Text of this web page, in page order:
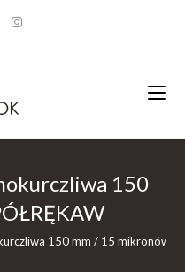
150
150 mm / 15 mikronów